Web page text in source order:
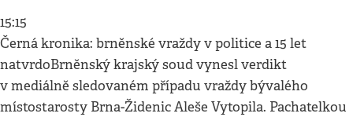
15:15
Černá kronika: brněnské vraždy v politice a 15 let
natvrdoBrněnský krajský soud vynesl verdikt
v mediálně sledovaném případu vraždy bývalého
místostarosty Brna-Židenic Aleše Vytopila. Pachatelkou